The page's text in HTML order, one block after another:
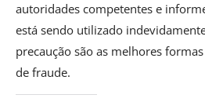
autoridades competentes e
está sendo utilizado
precaução são as melhores
de fraude.